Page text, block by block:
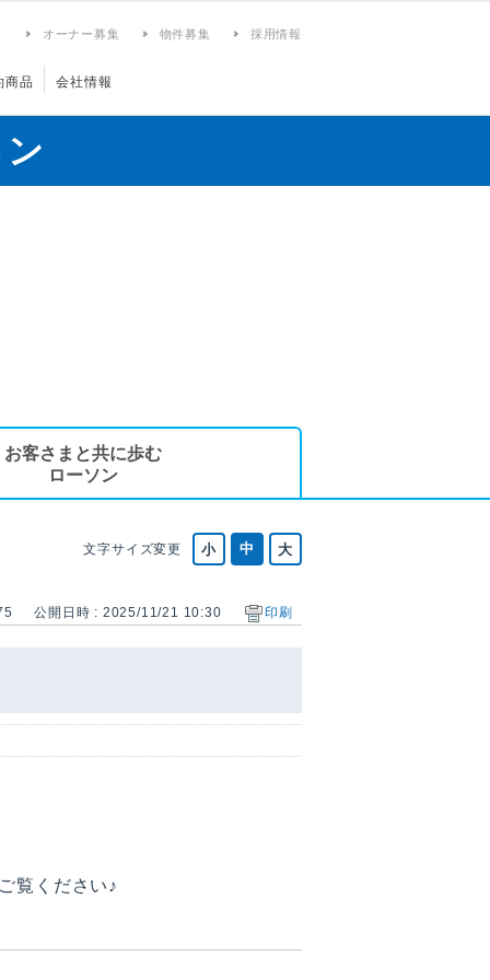
オーナー募集 物件募集 採用情報
商品 会社情報
お客さまと共に歩む
ローソン
文字サイズ変更
公開日時 : 2025/11/21 10:30 印刷
覧ください♪